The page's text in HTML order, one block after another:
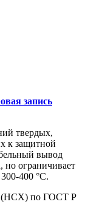
запись
твердых,
к защитной
вывод
но ограничивает
400 °С.
(НСХ) по ГОСТ Р